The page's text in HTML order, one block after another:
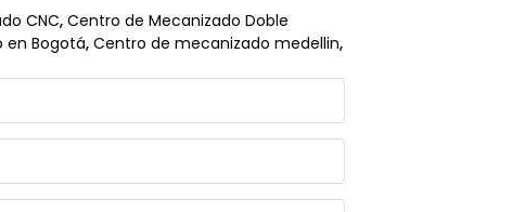
CNC, Centro de Mecanizado Doble
en Bogotá, Centro de mecanizado medellin,